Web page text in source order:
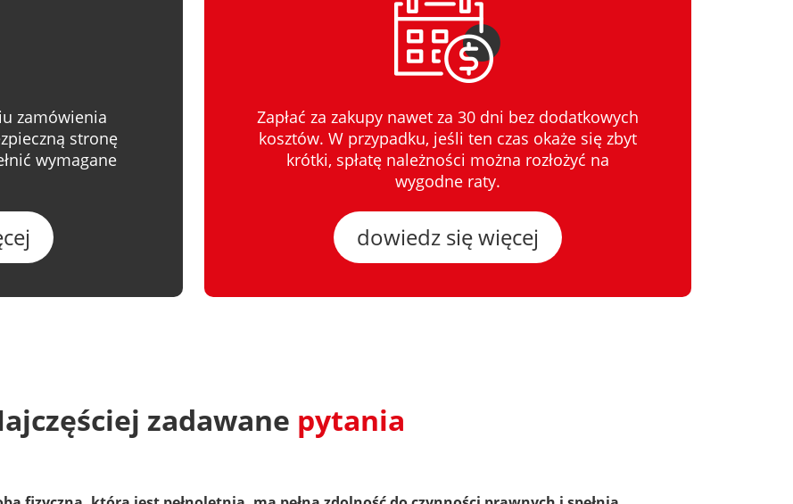
zamówienia
stronę
wymagane
Zapłać za zakupy nawet za 30 dni bez dodatkowych
kosztów. W przypadku, jeśli ten czas okaże się zbyt
krótki, spłatę należności można rozłożyć na
wygodne raty.
dowiedz się więcej
zadawane pytania